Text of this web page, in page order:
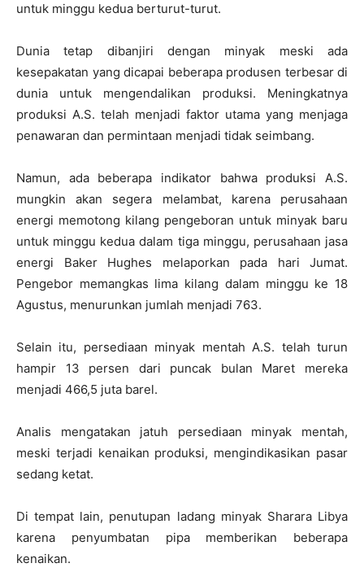
untuk minggu kedua berturut-turut.
Dunia tetap dibanjiri dengan minyak meski ada
kesepakatan yang dicapai beberapa produsen terbesar di
dunia untuk mengendalikan produksi. Meningkatnya
produksi A.S. telah menjadi faktor utama yang menjaga
penawaran dan permintaan menjadi tidak seimbang.
Namun, ada beberapa indikator bahwa produksi A.S.
mungkin akan segera melambat, karena perusahaan
energi memotong kilang pengeboran untuk minyak baru
untuk minggu kedua dalam tiga minggu, perusahaan jasa
energi Baker Hughes melaporkan pada hari Jumat.
Pengebor memangkas lima kilang dalam minggu ke 18
Agustus, menurunkan jumlah menjadi 763.
Selain itu, persediaan minyak mentah A.S. telah turun
hampir 13 persen dari puncak bulan Maret mereka
menjadi 466,5 juta barel.
Analis mengatakan jatuh persediaan minyak mentah,
meski terjadi kenaikan produksi, mengindikasikan pasar
sedang ketat.
Di tempat lain, penutupan ladang minyak Sharara Libya
karena penyumbatan pipa memberikan beberapa
kenaikan.